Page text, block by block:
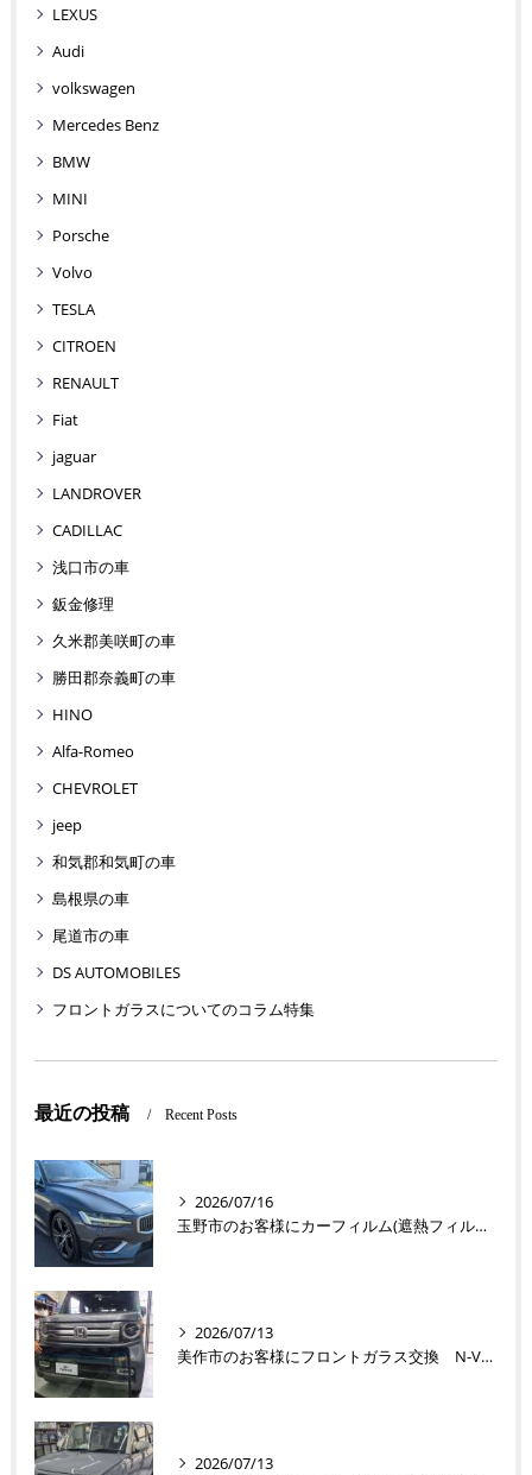
LEXUS
Audi
volkswagen
Mercedes Benz
BMW
MINI
Porsche
Volvo
TESLA
CITROEN
RENAULT
Fiat
jaguar
LANDROVER
CADILLAC
浅口市の車
鈑金修理
久米郡美咲町の車
勝田郡奈義町の車
HINO
Alfa-Romeo
CHEVROLET
jeep
和気郡和気町の車
島根県の車
尾道市の車
DS AUTOMOBILES
フロントガラスについてのコラム特集
最近の投稿 Recent Posts
2026/07/16
玉野市のお客様にカーフィルム(遮熱フィルム) V60【nexus株式会社】
2026/07/13
美作市のお客様にフロントガラス交換 N-VAN【nexus株式会社】
2026/07/13